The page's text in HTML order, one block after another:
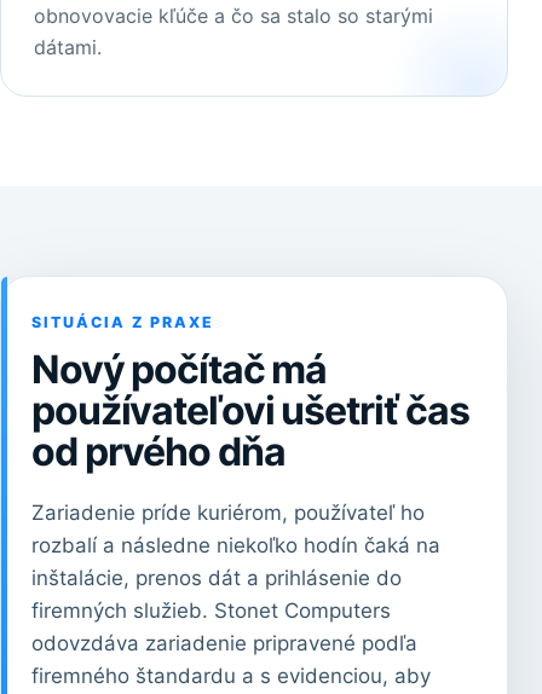
obnovovacie kľúče a čo sa stalo so starými
dátami.
SITUÁCIA Z PRAXE
Nový počítač má
používateľovi ušetriť čas
od prvého dňa
Zariadenie príde kuriérom, používateľ ho
rozbalí a následne niekoľko hodín čaká na
inštalácie, prenos dát a prihlásenie do
firemných služieb. Stonet Computers
odovzdáva zariadenie pripravené podľa
firemného štandardu a s evidenciou, aby